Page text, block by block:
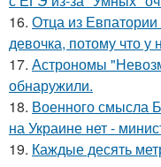
16. Отца из
девочка, потому что у
17. Астрономы
обнаружили.
18. Военного смысла
на Украине нет -
19. Каждые десять